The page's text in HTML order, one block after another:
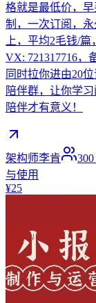
格就是最低价，
制，一次订阅，
上，平均2毛钱/
VX: 721317716，
同时拉你进由20
陪伴群，让你学
陪伴才有意义！
架构师李肯 300
与使用
¥25